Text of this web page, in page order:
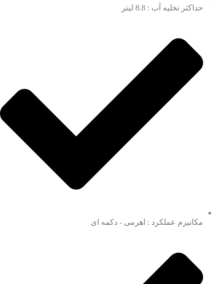
حداکثر تخلیه آب : 8.8 لیتر
مکانیزم عملکرد : اهرمی - دکمه ای